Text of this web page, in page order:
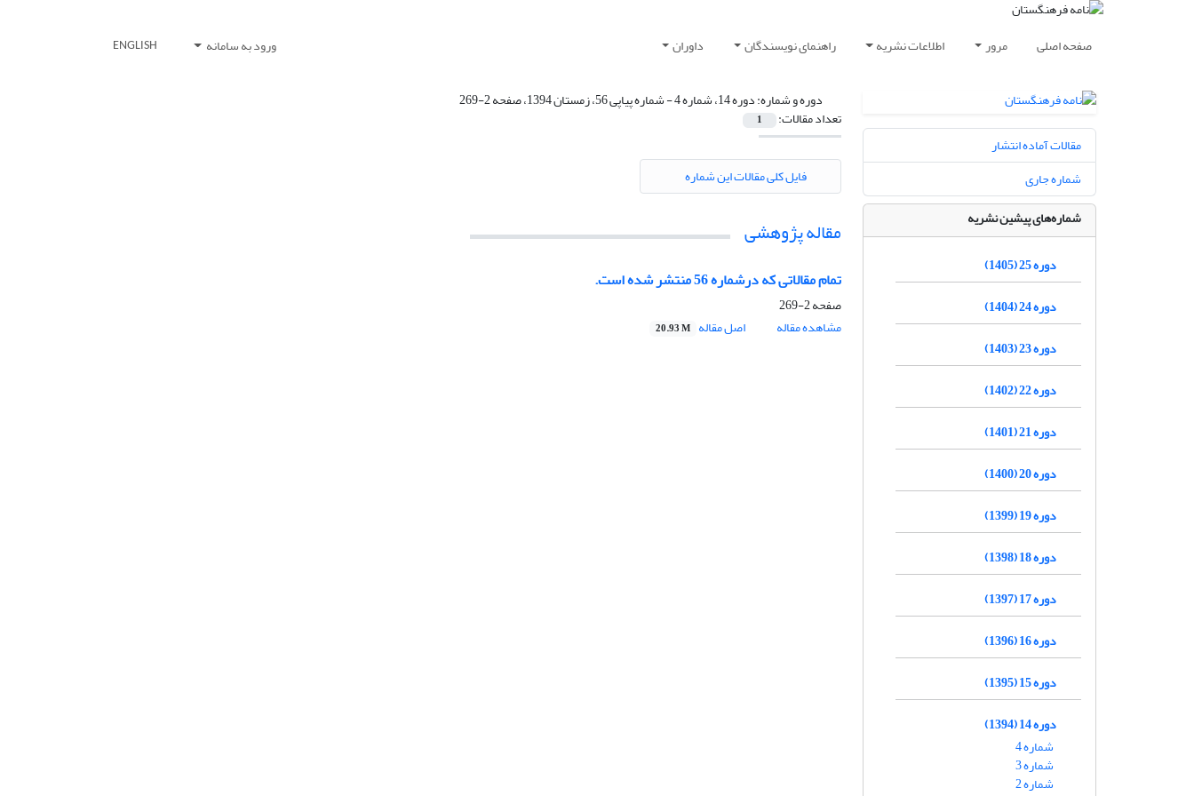
صفحه اصلی مرور اطلاعات نشریه راهنمای نویسندگان داوران ورود به سامانه ENGLISH
دوره و شماره:دوره 14، شماره 4 - شماره پیاپی 56، زمستان 1394، صفحه 2-269
تعداد مقالات: 1
فایل کلی مقالات این شماره
مقاله پژوهشی
تمام مقالاتی که درشماره 56 منتشر شده است.
صفحه2-269
مشاهده مقاله
اصل مقاله 20.93 M
مقالات آماده انتشار
شماره جاری
شماره‌های پیشین نشریه
دوره 25 (1405)
دوره 24 (1404)
دوره 23 (1403)
دوره 22 (1402)
دوره 21 (1401)
دوره 20 (1400)
دوره 19 (1399)
دوره 18 (1398)
دوره 17 (1397)
دوره 16 (1396)
دوره 15 (1395)
دوره 14 (1394)
شماره 4
شماره 3
شماره 2